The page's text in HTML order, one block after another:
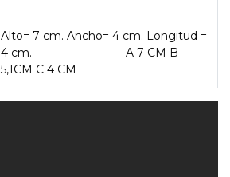
Alto= 7 cm. Ancho= 4 cm. Longitud =
4 cm. ---------------------- A 7 CM B
5,1CM C 4 CM